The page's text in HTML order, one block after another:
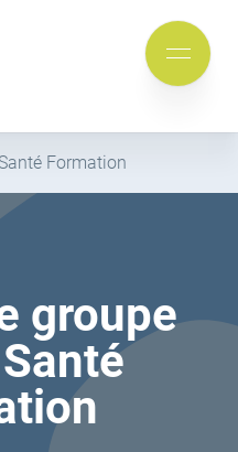
Mobile
menu
Formation
groupe